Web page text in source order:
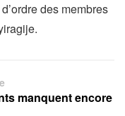
des membres
manquent encore